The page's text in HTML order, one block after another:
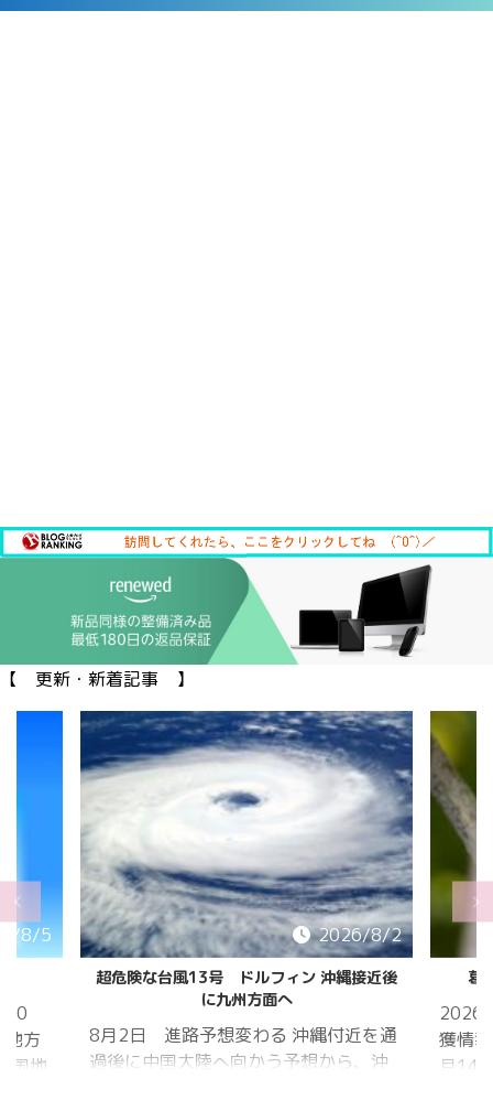
【 更新・新着記事 】
8/5
20
方
国地
2026/8/2
超危険な台風13号 ドルフィン 沖縄接近後
に九州方面へ
8月2日 進路予想変わる 沖縄付近を通
過後に中国大陸へ向かう予想から、沖
葛
2026
獲情
月14